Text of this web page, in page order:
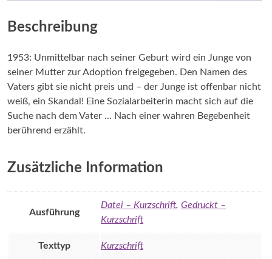
Beschreibung
1953: Unmittelbar nach seiner Geburt wird ein Junge von
seiner Mutter zur Adoption freigegeben. Den Namen des
Vaters gibt sie nicht preis und – der Junge ist offenbar nicht
weiß, ein Skandal! Eine Sozialarbeiterin macht sich auf die
Suche nach dem Vater … Nach einer wahren Begebenheit
berührend erzählt.
Zusätzliche Information
Ausführung
Datei – Kurzschrift, Gedruckt –
Kurzschrift
Texttyp Kurzschrift